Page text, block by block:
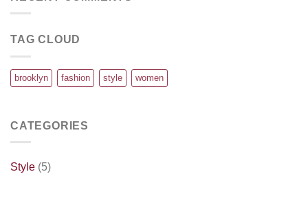
TAG CLOUD
brooklyn fashion style women
CATEGORIES
Style (5)